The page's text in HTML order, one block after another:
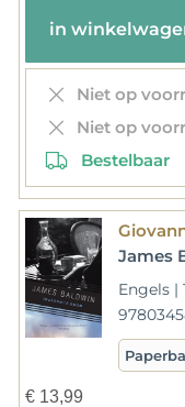
in
Niet op
Niet op
Bestelbaar
James
Engels |
€13,99